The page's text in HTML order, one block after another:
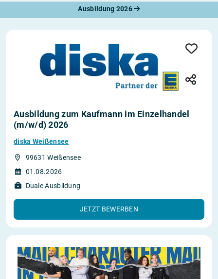
Ausbildung 2026
Ausbildung zum Kaufmann im Einzelhandel
(m/w/d) 2026
diska Weißensee
99631 Weißensee
01.08.2026
Duale Ausbildung
JETZT BEWERBEN